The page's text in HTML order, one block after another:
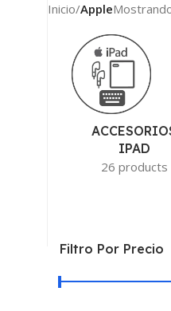
Inicio/Apple
IPAD
26 products
Filtro Por Precio